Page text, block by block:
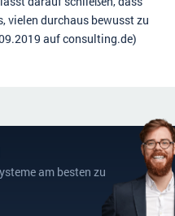
vielen durchaus bewusst zu
auf consulting.de)
am besten zu